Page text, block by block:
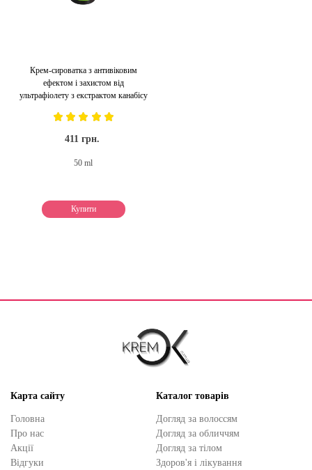
Крем-сироватка з антивіковим
ефектом і захистом від
ультрафіолету з екстрактом канабісу
411 грн.
50 ml
Купити
Карта сайту
Головна
Про нас
Акції
Відгуки
Каталог товарів
Догляд за волоссям
Догляд за обличчям
Догляд за тілом
Здоров'я і лікування